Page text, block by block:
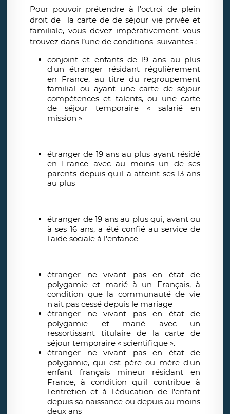
Pour pouvoir prétendre à l’octroi de plein
droit de la carte de de séjour vie privée et
familiale, vous devez impérativement vous
trouvez dans l’une de conditions suivantes :
conjoint et enfants de 19 ans au plus
d'un étranger résidant régulièrement
en France, au titre du regroupement
familial ou ayant une carte de séjour
compétences et talents, ou une carte
de séjour temporaire « salarié en
mission »
étranger de 19 ans au plus ayant résidé
en France avec au moins un de ses
parents depuis qu'il a atteint ses 13 ans
au plus
étranger de 19 ans au plus qui, avant ou
à ses 16 ans, a été confié au service de
l'aide sociale à l'enfance
étranger ne vivant pas en état de
polygamie et marié à un Français, à
condition que la communauté de vie
n'ait pas cessé depuis le mariage
étranger ne vivant pas en état de
polygamie et marié avec un
ressortissant titulaire de la carte de
séjour temporaire « scientifique ».
étranger ne vivant pas en état de
polygamie, qui est père ou mère d'un
enfant français mineur résidant en
France, à condition qu'il contribue à
l'entretien et à l'éducation de l'enfant
depuis sa naissance ou depuis au moins
deux ans